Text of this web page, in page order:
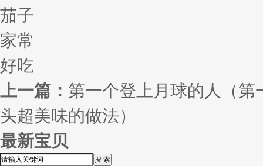
茄子
家常
好吃
上一篇： 第一个登上月球的人（
头超美味的做法）
最新宝贝